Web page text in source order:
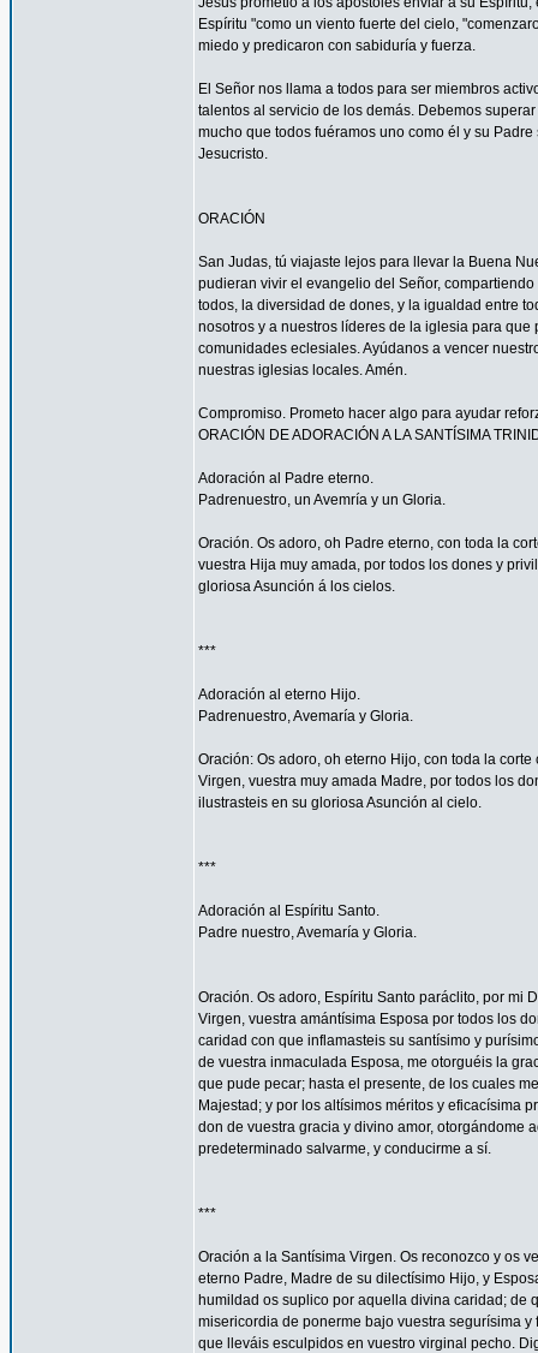
Espíritu "como un viento fuerte del cielo,
miedo y predicaron con sabiduría y fuerza.
El Señor nos llama a todos para ser miembros
talentos al servicio de los demás. Debemos
mucho que todos fuéramos uno como él y su
Jesucristo.
ORACIÓN
San Judas, tú viajaste lejos para llevar la Buena
pudieran vivir el evangelio del Señor,
todos, la diversidad de dones, y la igualdad entre
nosotros y a nuestros líderes de la iglesia para
comunidades eclesiales. Ayúdanos a vencer
nuestras iglesias locales. Amén.
Compromiso. Prometo hacer algo para ayudar
ORACIÓN DE ADORACIÓN A LA SANTÍSIMA
Adoración al Padre eterno.
Padrenuestro, un Avemría y un Gloria.
Oración. Os adoro, oh Padre eterno, con toda la
vuestra Hija muy amada, por todos los dones y
gloriosa Asunción á los cielos.
***
Adoración al eterno Hijo.
Padrenuestro, Avemaría y Gloria.
Oración: Os adoro, oh eterno Hijo, con toda la
Virgen, vuestra muy amada Madre, por todos los
ilustrasteis en su gloriosa Asunción al cielo.
***
Adoración al Espíritu Santo.
Padre nuestro, Avemaría y Gloria.
Oración. Os adoro, Espíritu Santo paráclito, por mi
Virgen, vuestra amántísima Esposa por todos los
caridad con que inflamasteis su santísimo y
de vuestra inmaculada Esposa, me otorguéis la
que pude pecar; hasta el presente, de los cuales
Majestad; y por los altísimos méritos y eficacísima
don de vuestra gracia y divino amor, otorgándome
predeterminado salvarme, y conducirme a sí.
***
Oración a la Santísima Virgen. Os reconozco y os
eterno Padre, Madre de su dilectísimo Hijo, y
humildad os suplico por aquella divina caridad; de
misericordia de ponerme bajo vuestra segurísima
que lleváis esculpidos en vuestro virginal pecho.